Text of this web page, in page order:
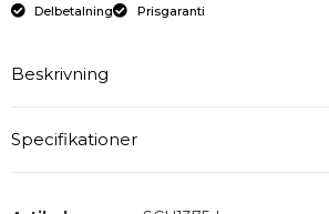
Delbetalning Prisgaranti
Beskrivning
Drickakyl med glasdörr från
Specifikationer